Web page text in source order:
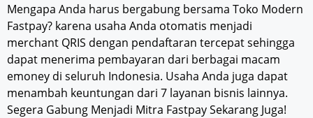
Mengapa Anda harus bergabung bersama Toko Modern
Fastpay? karena usaha Anda otomatis menjadi
merchant QRIS dengan pendaftaran tercepat sehingga
dapat menerima pembayaran dari berbagai macam
emoney di seluruh Indonesia. Usaha Anda juga dapat
menambah keuntungan dari 7 layanan bisnis lainnya.
Segera Gabung Menjadi Mitra Fastpay Sekarang Juga!